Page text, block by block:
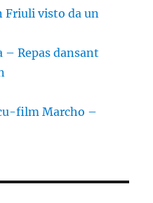
Friuli visto da un
– Repas dansant
film Marcho –